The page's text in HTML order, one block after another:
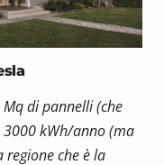
di pannelli (che
kWh/anno (ma
che è la